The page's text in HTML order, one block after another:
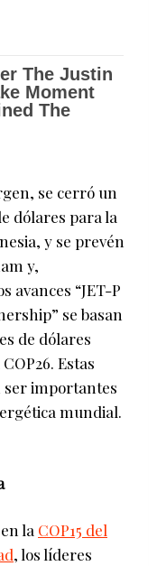
se cerró un
dólares para la
y se prevén
y,
avances “JET-P
se basan
de dólares
Estas
ser importantes
mundial.
la COP15 del
, los líderes